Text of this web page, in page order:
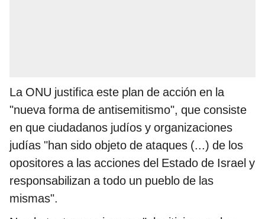
La ONU justifica este plan de acción en la
"nueva forma de antisemitismo", que consiste
en que ciudadanos judíos y organizaciones
judías "han sido objeto de ataques (...) de los
opositores a las acciones del Estado de Israel y
responsabilizan a todo un pueblo de las
mismas".